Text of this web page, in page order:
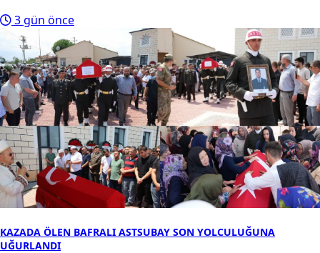
3 gün önce
KAZADA ÖLEN BAFRALI ASTSUBAY SON YOLCULUĞUNA
UĞURLANDI